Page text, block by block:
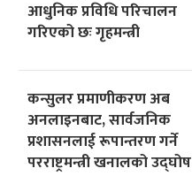
आधुनिक प्रविधि परिचालन
गरिएको छः गृहमन्त्री
कन्सुलर प्रमाणीकरण अब
अनलाइनबाट, सार्वजनिक
प्रशासनलाई रूपान्तरण गर्ने
परराष्ट्रमन्त्री खनालको उद्घोष